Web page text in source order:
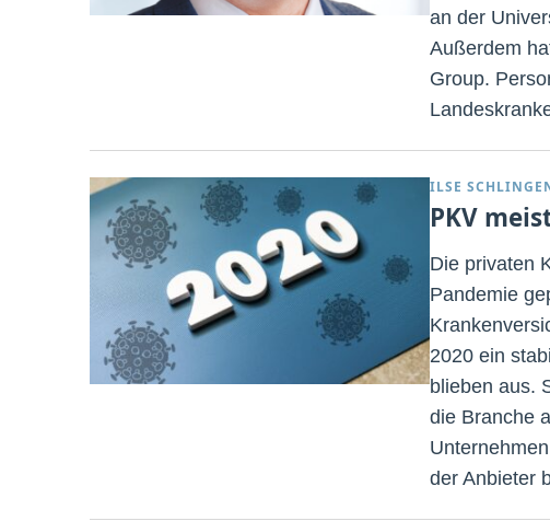
an der
Außerdem
Group.
ILSE
PKV
Die privaten
Pandemie
2020 ein
blieben aus.
die Branche
der Anbieter